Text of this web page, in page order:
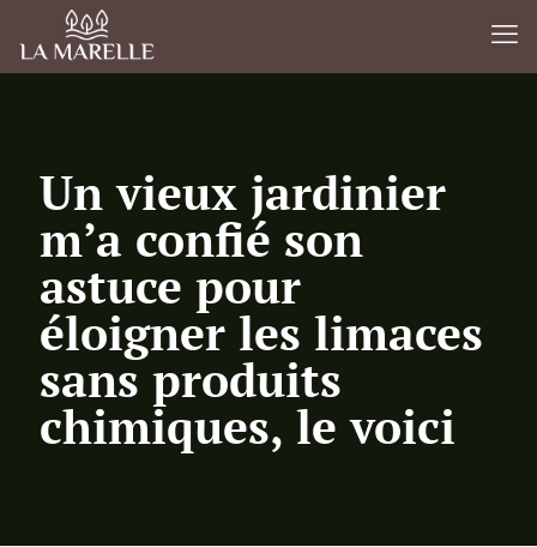
Un vieux jardinier
m’a confié son
astuce pour
éloigner les limaces
sans produits
chimiques, le voici